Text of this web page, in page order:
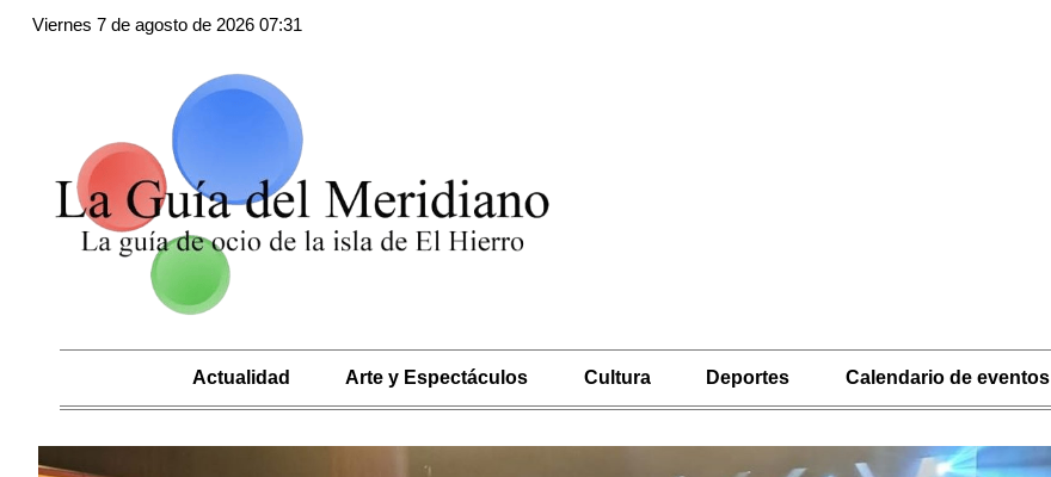
Viernes 7 de agosto de 2026 07:31
Actualidad Arte y Espectáculos Cultura Deportes Calendario de eventos